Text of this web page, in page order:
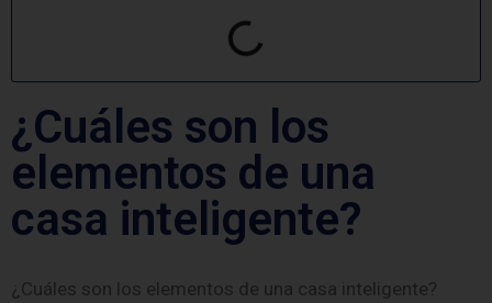
¿Cuáles son los
elementos de una
casa inteligente?
¿Cuáles son los elementos de una casa inteligente?